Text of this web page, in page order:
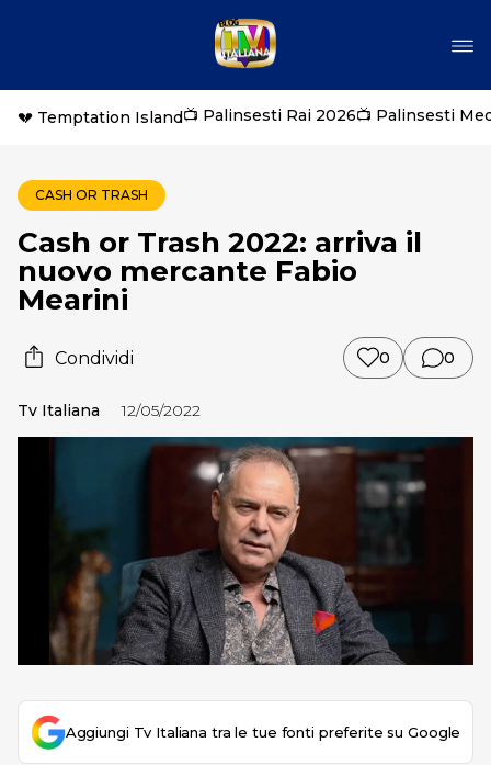
💔 Temptation Island📺 Palinsesti Rai 2026📺 Palinsesti
CASH OR TRASH
Cash or Trash 2022: arriva il
nuovo mercante Fabio
Mearini
Condividi 0 0
Tv Italiana 12/05/2022
Aggiungi Tv Italiana tra le tue fonti preferite su Google